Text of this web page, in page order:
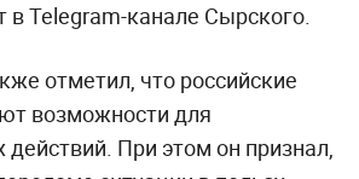
в Telegram-канале Сырского.
отметил, что российские
возможности для
действий. При этом он признал,